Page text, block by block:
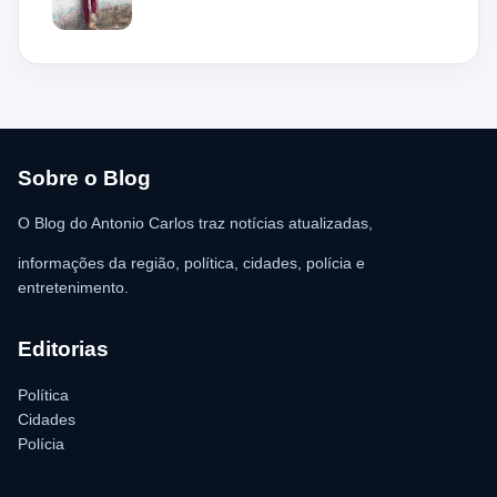
local, a guarnição encontrou o homem deitado no chão,
aparentando estar desacordado. De acordo com a vítima,
chegada dos policiais. O Serviço de Atendimento Móvel de
para as providências legais.
Sobre o Blog
O Blog do Antonio Carlos traz notícias atualizadas,
informações da região, política, cidades, polícia e
entretenimento.
Editorias
Política
Cidades
Polícia